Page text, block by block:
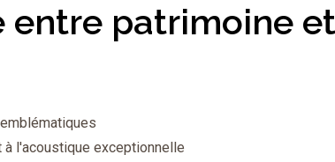
entre patrimoine
l'acoustique exceptionnelle